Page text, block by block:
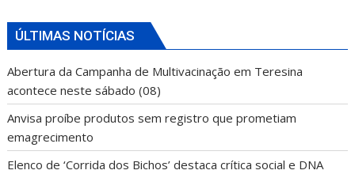
ÚLTIMAS NOTÍCIAS
Abertura da Campanha de Multivacinação em Teresina
acontece neste sábado (08)
Anvisa proíbe produtos sem registro que prometiam
emagrecimento
Elenco de ‘Corrida dos Bichos’ destaca crítica social e DNA